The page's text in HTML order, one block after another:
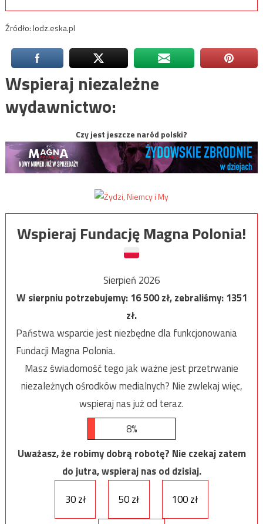
Źródło: lodz.eska.pl
Wspieraj niezależne
wydawnictwo:
Czy jest jeszcze naród polski?
Wspieraj Fundację Magna Polonia!
Sierpień 2026
W sierpniu potrzebujemy:16 500zł, zebraliśmy:1351
zł.
Państwa wsparcie jest niezbędne dla funkcjonowania
Fundacji Magna Polonia.
Masz świadomość tego jak ważne jest przetrwanie
niezależnych ośrodków medialnych? Nie zwlekaj więc,
wspieraj nas już od teraz.
8%
Uważasz, że robimy dobrą robotę? Nie czekaj zatem
do jutra, wspieraj nas od dzisiaj.
30 zł
50 zł 100 zł